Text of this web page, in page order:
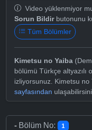
Video yüklenmiyor
Sorun Bildirbutonunu
Tüm Bölümler
Kimetsu no Yaiba
bölümü Türkçe altyazılı
izliyorsunuz. Kimetsu
sayfasından
- Bölüm No: 1